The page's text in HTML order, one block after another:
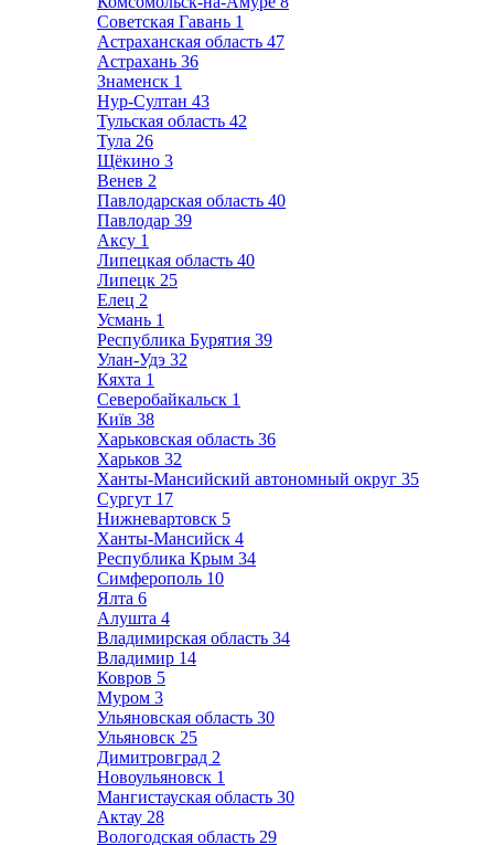
Советская Гавань 1
Астраханская область 47
Астрахань 36
Знаменск 1
Нур-Султан 43
Тульская область 42
Тула 26
Щёкино 3
Венев 2
Павлодарская область 40
Павлодар 39
Аксу 1
Липецкая область 40
Липецк 25
Елец 2
Усмань 1
Республика Бурятия 39
Улан-Удэ 32
Кяхта 1
Северобайкальск 1
Київ 38
Харьковская область 36
Харьков 32
Ханты-Мансийский автономный округ 35
Сургут 17
Нижневартовск 5
Ханты-Мансийск 4
Республика Крым 34
Симферополь 10
Ялта 6
Алушта 4
Владимирская область 34
Владимир 14
Ковров 5
Муром 3
Ульяновская область 30
Ульяновск 25
Димитровград 2
Новоульяновск 1
Мангистауская область 30
Актау 28
Вологодская область 29